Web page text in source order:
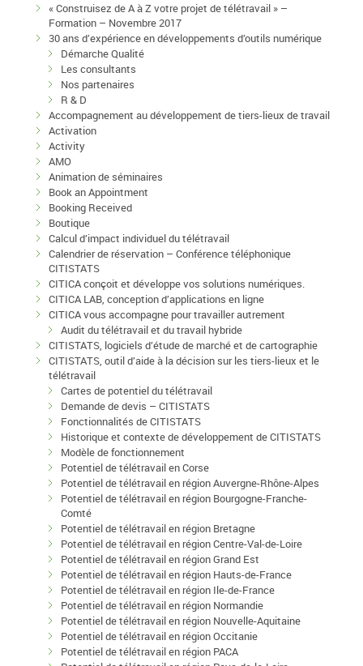
« Construisez de A à Z votre projet de télétravail » –
Formation – Novembre 2017
30 ans d’expérience en développements d’outils numérique
Démarche Qualité
Les consultants
Nos partenaires
R & D
Accompagnement au développement de tiers-lieux de travail
Activation
Activity
AMO
Animation de séminaires
Book an Appointment
Booking Received
Boutique
Calcul d’impact individuel du télétravail
Calendrier de réservation – Conférence téléphonique
CITISTATS
CITICA conçoit et développe vos solutions numériques.
CITICA LAB, conception d’applications en ligne
CITICA vous accompagne pour travailler autrement
Audit du télétravail et du travail hybride
CITISTATS, logiciels d’étude de marché et de cartographie
CITISTATS, outil d’aide à la décision sur les tiers-lieux et le
télétravail
Cartes de potentiel du télétravail
Demande de devis – CITISTATS
Fonctionnalités de CITISTATS
Historique et contexte de développement de CITISTATS
Modèle de fonctionnement
Potentiel de télétravail en Corse
Potentiel de télétravail en région Auvergne-Rhône-Alpes
Potentiel de télétravail en région Bourgogne-Franche-
Comté
Potentiel de télétravail en région Bretagne
Potentiel de télétravail en région Centre-Val-de-Loire
Potentiel de télétravail en région Grand Est
Potentiel de télétravail en région Hauts-de-France
Potentiel de télétravail en région Ile-de-France
Potentiel de télétravail en région Normandie
Potentiel de télétravail en région Nouvelle-Aquitaine
Potentiel de télétravail en région Occitanie
Potentiel de télétravail en région PACA